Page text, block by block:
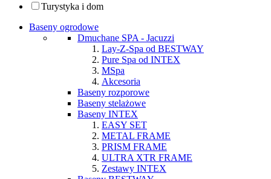
Turystyka i dom
Baseny ogrodowe
Dmuchane SPA - Jacuzzi
Lay-Z-Spa od BESTWAY
Pure Spa od INTEX
MSpa
Akcesoria
Baseny rozporowe
Baseny stelażowe
Baseny INTEX
EASY SET
METAL FRAME
PRISM FRAME
ULTRA XTR FRAME
Zestawy INTEX